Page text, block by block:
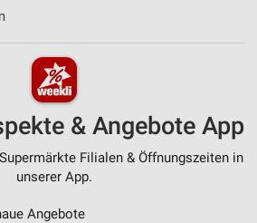
& Angebote App
Filialen & Öffnungszeiten in
unserer App.
Angebote